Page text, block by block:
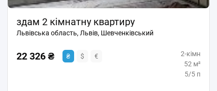
здам 2 кімнатну квартиру
Львівська область, Львів, Шевченківський
22 326 ₴ ₴ $ €
2-кімн
52 м²
5/5 п